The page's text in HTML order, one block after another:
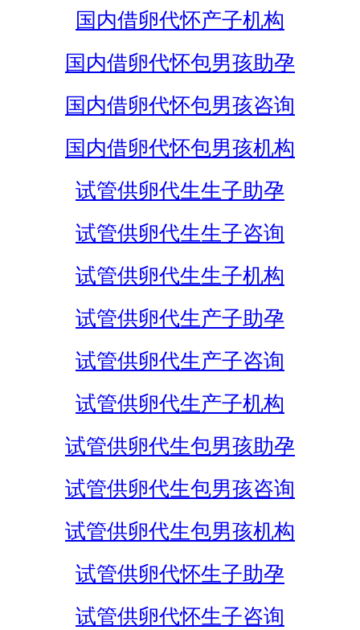
国内借卵代怀产子机构
国内借卵代怀包男孩助孕
国内借卵代怀包男孩咨询
国内借卵代怀包男孩机构
试管供卵代生生子助孕
试管供卵代生生子咨询
试管供卵代生生子机构
试管供卵代生产子助孕
试管供卵代生产子咨询
试管供卵代生产子机构
试管供卵代生包男孩助孕
试管供卵代生包男孩咨询
试管供卵代生包男孩机构
试管供卵代怀生子助孕
试管供卵代怀生子咨询